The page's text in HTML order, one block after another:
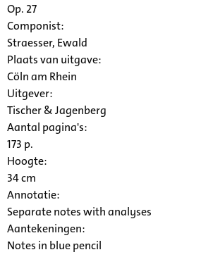
Op. 27
Componist:
Straesser, Ewald
Plaats van uitgave:
Cöln am Rhein
Uitgever:
Tischer & Jagenberg
Aantal pagina's:
173 p.
Hoogte:
34 cm
Annotatie:
Separate notes with analyses
Aantekeningen:
Notes in blue pencil